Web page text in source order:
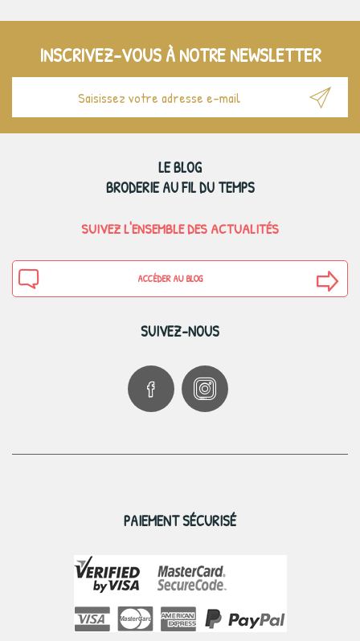
INSCRIVEZ-VOUS À NOTRE NEWSLETTER
LE BLOG
BRODERIE AU FIL DU TEMPS
SUIVEZ L'ENSEMBLE DES ACTUALITÉS
ACCÉDER AU BLOG
SUIVEZ-NOUS
PAIEMENT SÉCURISÉ